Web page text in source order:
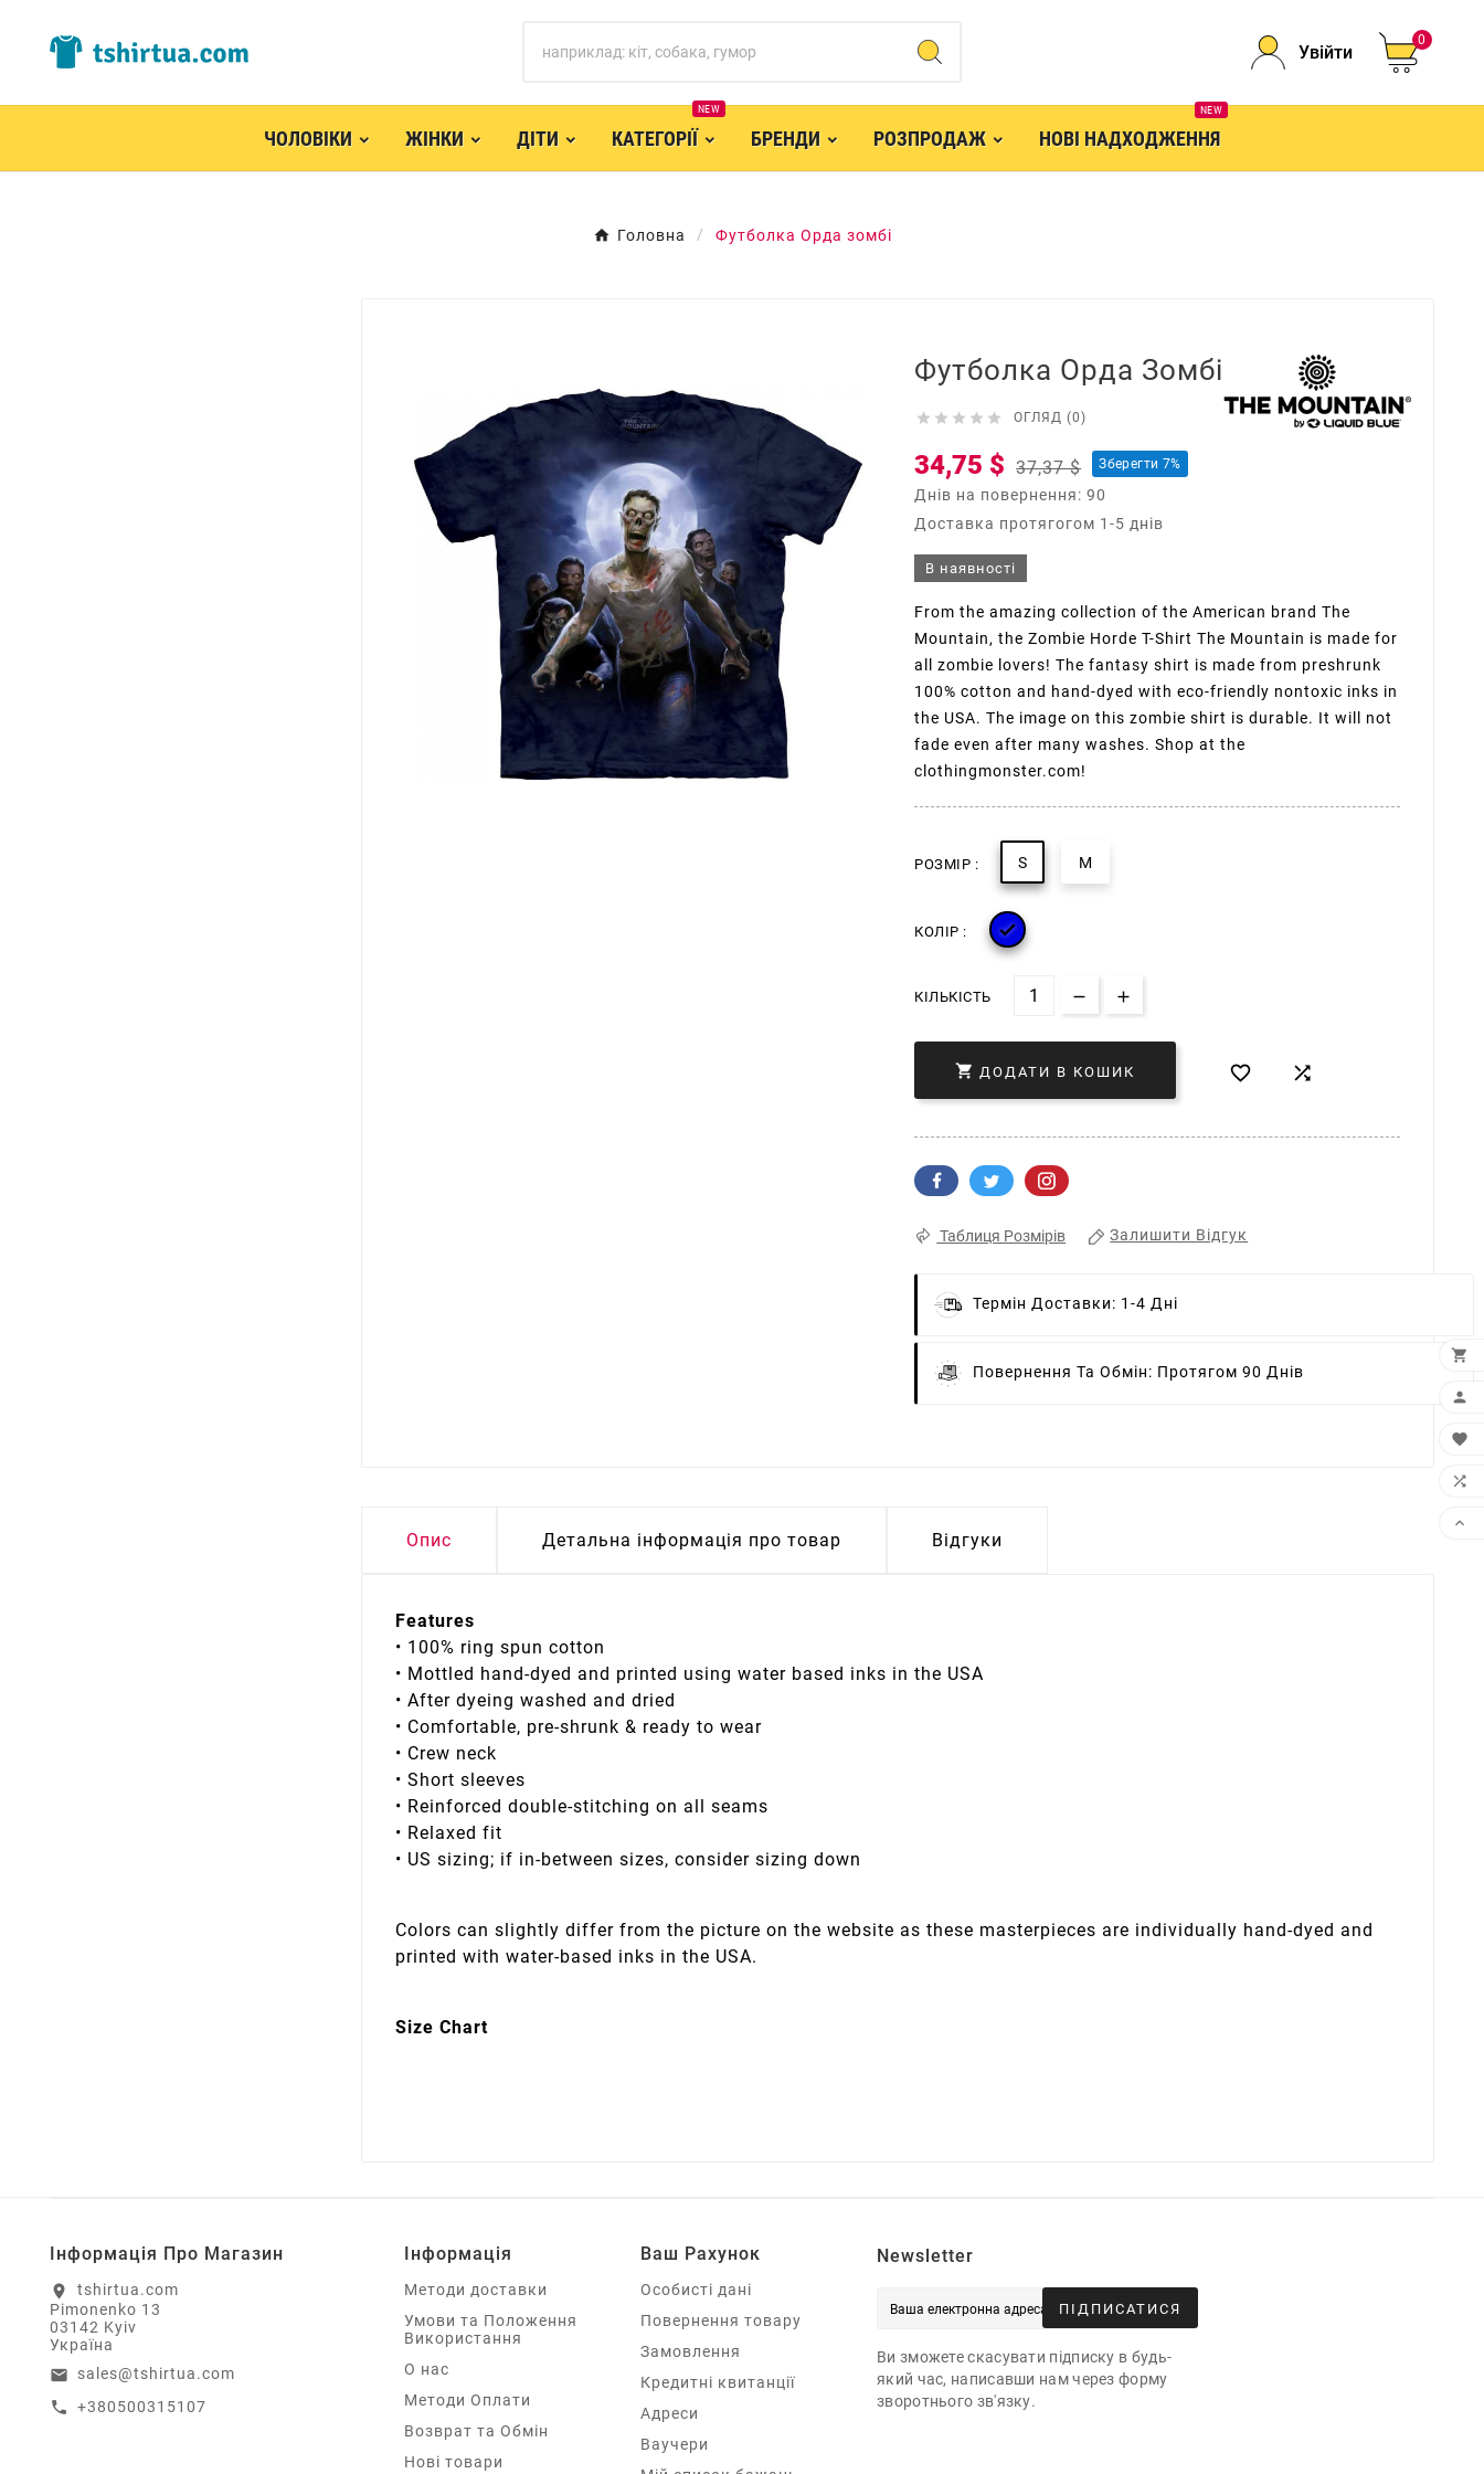
Увійти
0
ЧОЛОВІКИ ЖІНКИ ДІТИ КАТЕГОРІЇ
NEW
БРЕНДИ РОЗПРОДАЖ НОВІ НАДХОДЖЕННЯ
NEW
Головна Футболка Орда зомбі
Футболка Орда Зомбі
     ОГЛЯД (0)
34,75 $ 37,37 $ Зберегти 7%
Днів на повернення: 90
Доставка протягогом 1-5 днів
В наявності
From the amazing collection of the American brand The
Mountain, the Zombie Horde T-Shirt The Mountain is made for
all zombie lovers! The fantasy shirt is made from preshrunk
100% cotton and hand-dyed with eco-friendly nontoxic inks in
the USA. The image on this zombie shirt is durable. It will not
fade even after many washes. Shop at the
clothingmonster.com!
РОЗМІР : S M
КОЛІР : 
КІЛЬКІСТЬ
 ДОДАТИ В КОШИК  
Таблиця Розмірів Залишити Відгук
Термін Доставки: 1-4 Дні
Повернення Та Обмін: Протягом 90 Днів
Опис Детальна інформація про товар Відгуки
Features
• 100% ring spun cotton
• Mottled hand-dyed and printed using water based inks in the USA
• After dyeing washed and dried
• Comfortable, pre-shrunk & ready to wear
• Crew neck
• Short sleeves
• Reinforced double-stitching on all seams
• Relaxed fit
• US sizing; if in-between sizes, consider sizing down
Colors can slightly differ from the picture on the website as these masterpieces are individually hand-dyed and
printed with water-based inks in the USA.
Size Chart
Інформація Про Магазин
location_on
tshirtua.com
Pimonenko 13
03142 Kyiv
Україна
email sales@tshirtua.com
call +380500315107
Інформація
Методи доставки
Умови та Положення
Використання
О нас
Методи Оплати
Возврат та Обмін
Нові товари
Ваш Рахунок
Особисті дані
Повернення товару
Замовлення
Кредитні квитанції
Адреси
Ваучери
Newsletter
ПІДПИСАТИСЯ
Ви зможете скасувати підписку в будь-
який час, написавши нам через форму
зворотнього зв'язку.




